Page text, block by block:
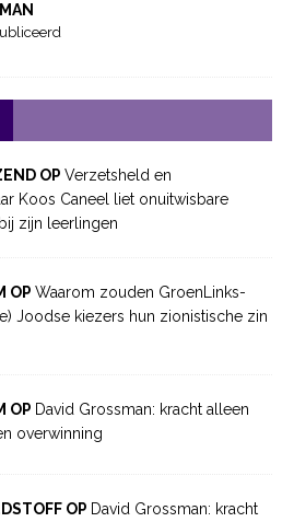
OP Verzetsheld en
Koos Caneel liet onuitwisbare
zijn leerlingen
OP Waarom zouden GroenLinks-
Joodse kiezers hun zionistische zin
OP David Grossman: kracht alleen
overwinning
OP David Grossman: kracht